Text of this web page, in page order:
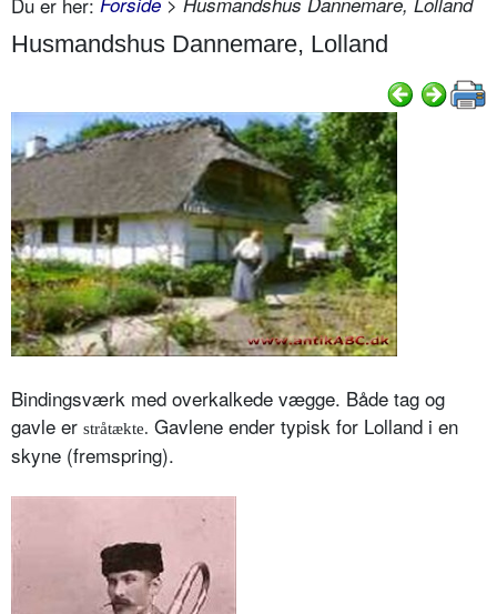
Husmandshus Dannemare, Lolland
Bindingsværk med overkalkede vægge. Både tag og
gavle er stråtækte. Gavlene ender typisk for Lolland i en
skyne (fremspring).